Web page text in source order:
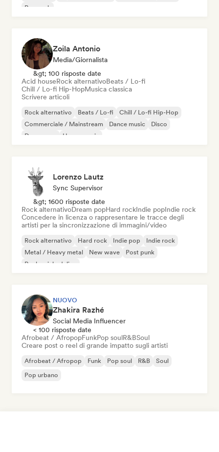
Pop rock
Zoila Antonio
Media/Giornalista
&gt; 100 risposte date
Acid houseRock alternativoBeats / Lo-fi
Chill / Lo-fi Hip-HopMusica classica
Scrivere articoli
Rock alternativo Beats / Lo-fi
Chill / Lo-fi Hip-Hop
Commerciale / Mainstream
Dance music
Disco
Dream pop
House music
Lorenzo Lautz
Sync Supervisor
&gt; 1600 risposte date
Rock alternativoDream popHard rockIndie popIndie rock
Concedere in licenza o rappresentare le tracce degli
artisti per la sincronizzazione di immagini/video
Rock alternativo Hard rock Indie pop
Indie rock
Metal / Heavy metal
New wave
Post punk
Rock psichedelico
NUOVO
Zhakira Razhé
Social Media Influencer
< 100 risposte date
Afrobeat / AfropopFunkPop soulR&BSoul
Creare post o reel di grande impatto sugli artisti
Afrobeat / Afropop Funk Pop soul R&B
Soul
Pop urbano